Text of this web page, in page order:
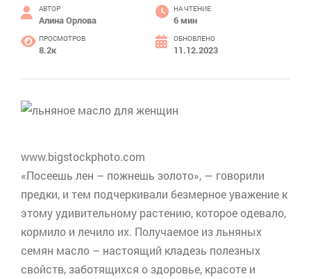
АВТОР
Алина Орлова
НА ЧТЕНИЕ
6 мин
ПРОСМОТРОВ
8.2к
ОБНОВЛЕНО
11.12.2023
www.bigstockphoto.com
«Посеешь лен – пожнешь золото», — говорили
предки, и тем подчеркивали безмерное уважение к
этому удивительному растению, которое одевало,
кормило и лечило их. Получаемое из льняных
семян масло – настоящий кладезь полезных
свойств, заботящихся о здоровье, красоте и